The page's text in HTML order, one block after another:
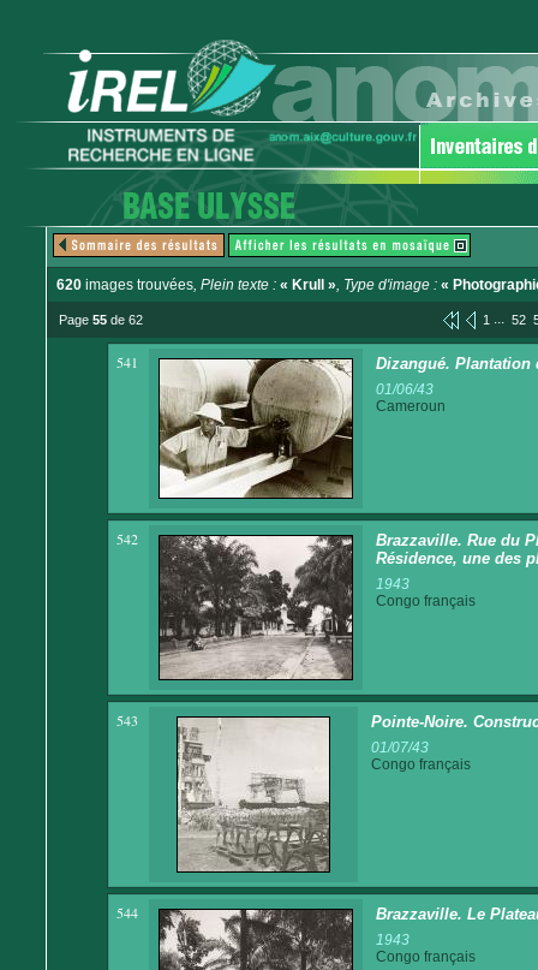
620 images trouvées, Plein texte : « Krull », Type d'image : «
Page 55 de 62 1 ... 52
541 Dizangué. Plantation
01/06/43
Cameroun
542
Brazzaville. Rue du
Résidence, une des
1943
Congo français
543 Pointe-Noire.
01/07/43
Congo français
544 Brazzaville. Le
1943
Congo français